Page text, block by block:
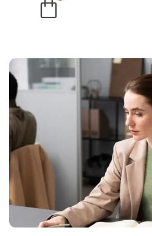
Remember me